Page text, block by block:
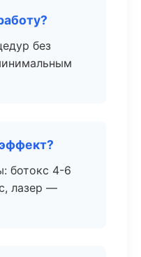
без
ботокс 4-6
лазер —